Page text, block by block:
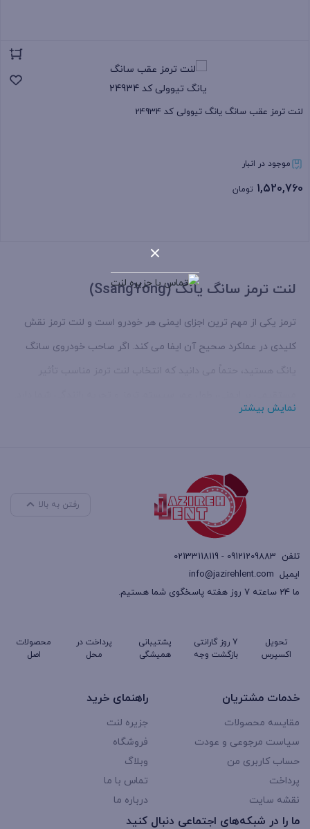
لنت ترمز عقب سانگ یانگ تیوولی کد 24934
موجود در انبار
1,520,760 تومان
لنت ترمز سانگ یانگ (SsangYong)
ترمز یکی از مهم ترین اجزای ایمنی هر خودرو است و لنت ترمز نقش
کلیدی در عملکرد صحیح آن ایفا می کند. اگر صاحب خودروی سانگ
یانگ هستید، حتماً می دانید که انتخاب لنت ترمز مناسب تأثیر
سیستم ترمز پیشرفته ای هستند که نیاز به لنت های باکیفیت و
استاندارد دارند. در این مقاله، همه چیز درباره
،انواع آن، نحوه تشخیص زمان تعویض، نکات
خرید و بهترین برندهای موجود در بازار وقیمت لنت جلو سانگ یانگ و
قیمت لنت عقب سانگ یانگ را بررسی خواهیم کرد.
یانگ
لنت ترمز سانگ یانگ(SsangYong)
جزیره لنت یکی از تولیدکنندگان معتبر لنت جلو سانگ یانگ
(SsangYong) و لنت عقب سانگ یانگ (SsangYong) ، ماننده :
استفاده از تکنولوژی های پیشرفته و استانداردهای روز دنیا تولید می
نمایش بیشتر
رفتن به بالا
تلفن 09121209883 - 02133118119
ایمیل info@jazirehlent.com
ما 24 ساعته 7 روز هفته پاسخگوی شما هستیم.
تحویل
اکسپرس
7 روز گارانتی
بازگشت وجه
پشتیبانی
همیشگی
پرداخت در
محل
محصولات
اصل
خدمات مشتریان
مقایسه محصولات
سیاست مرجوعی و عودت
حساب کاربری من
پرداخت
نقشه سایت
راهنمای خرید
جزیره لنت
فروشگاه
وبلاگ
تماس با ما
درباره ما
ما را در شبکه‌های اجتماعی دنبال کنید